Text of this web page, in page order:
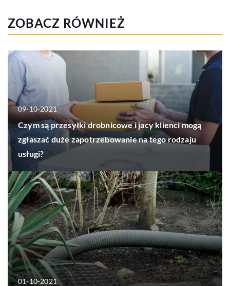
ZOBACZ RÓWNIEŻ
09-10-2021
Czym są przesyłki drobnicowe i jacy klienci mogą
zgłaszać duże zapotrzebowanie na tego rodzaju
usługi?
01-10-2021